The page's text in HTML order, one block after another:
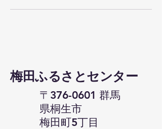
​梅田ふるさとセンター
〒376-0601 群馬
県桐生市
梅田町5丁目